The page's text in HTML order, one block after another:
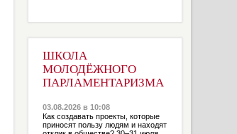
ШКОЛА
МОЛОДЁЖНОГО
ПАРЛАМЕНТАРИЗМА
03.08.2026 в 10:08
Как создавать проекты, которые
приносят пользу людям и находят